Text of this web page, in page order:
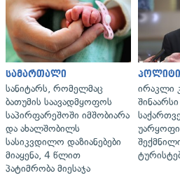
სამართალი
სანიტარს, რომელმაც
ბათუმის საავადმყოფოს
საპირფარეშოში იმშობიარა
და ახალშობილს
სასიკვდილო დაზიანებები
მიაყენა, 4 წლით
პატიმრობა მიესაჯა
ირაკლი